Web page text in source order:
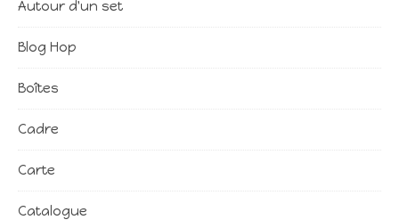
Autour d'un set
Blog Hop
Boîtes
Cadre
Carte
Catalogue